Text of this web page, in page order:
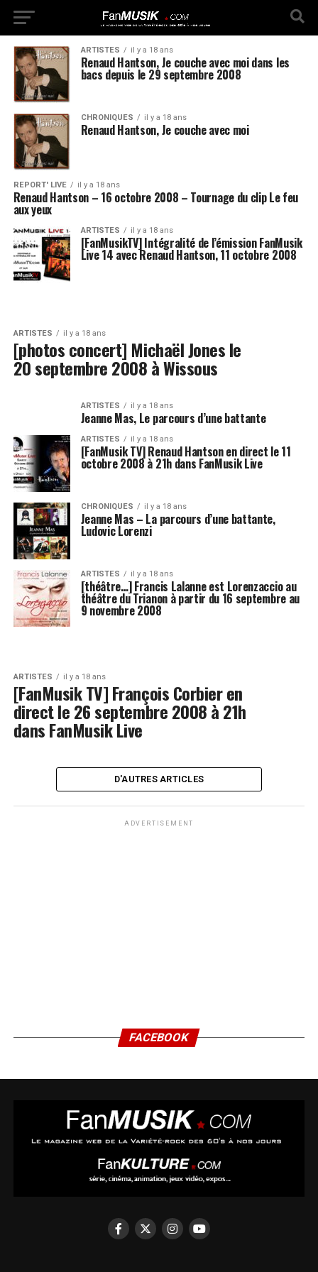
ARTISTES il y a 18 ans
Renaud Hantson, Je couche avec moi dans les
bacs depuis le 29 septembre 2008
CHRONIQUES il y a 18 ans
Renaud Hantson, Je couche avec moi
REPORT' LIVE il y a 18 ans
Renaud Hantson – 16 octobre 2008 – Tournage du clip Le feu
aux yeux
ARTISTES il y a 18 ans
[FanMusikTV] Intégralité de l’émission FanMusik
Live 14 avec Renaud Hantson, 11 octobre 2008
ARTISTES il y a 18 ans
[photos concert] Michaël Jones le
20 septembre 2008 à Wissous
ARTISTES il y a 18 ans
Jeanne Mas, Le parcours d’une battante
ARTISTES il y a 18 ans
[FanMusik TV] Renaud Hantson en direct le 11
octobre 2008 à 21h dans FanMusik Live
CHRONIQUES il y a 18 ans
Jeanne Mas – La parcours d’une battante,
Ludovic Lorenzi
ARTISTES il y a 18 ans
[théâtre…] Francis Lalanne est Lorenzaccio au
théâtre du Trianon à partir du 16 septembre au
9 novembre 2008
ARTISTES il y a 18 ans
[FanMusik TV] François Corbier en
direct le 26 septembre 2008 à 21h
dans FanMusik Live
D'AUTRES ARTICLES
ADVERTISEMENT
FACEBOOK